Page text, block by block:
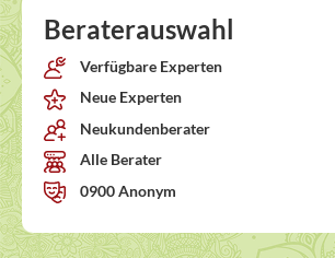
Beraterauswahl
Verfügbare Experten
Neue Experten
Neukundenberater
Alle Berater
0900 Anonym